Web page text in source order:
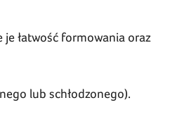
łatwość formowania oraz
lub schłodzonego).